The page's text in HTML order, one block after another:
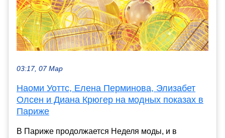
03:17, 07 Мар
Наоми Уоттс, Елена Перминова, Элизабет
Олсен и Диана Крюгер на модных показах в
Париже
В Париже продолжается Неделя моды, и в